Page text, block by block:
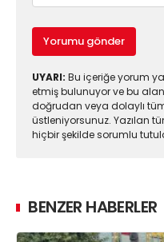
Yorumu gönder
UYARI: Bu içeriğe yorum
etmiş bulunuyor ve bu
doğrudan veya dolaylı
üstleniyorsunuz. Yazılan
hiçbir şekilde sorumlu
BENZER HABERLER